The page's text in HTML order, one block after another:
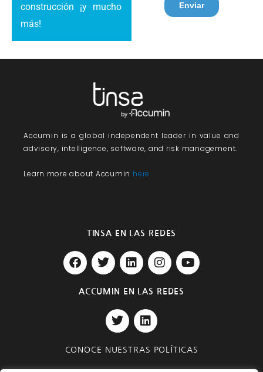
construcción ¡y mucho
más!
Accumin is a global independent leader in value and
advisory, intelligence, software, and risk management.
Learn more about Accumin here
TINSA EN LAS REDES
F
a
e
T
w
t
e
r
L
i
k
d
I
n
t
m
Y
o
ACCUMIN EN LAS REDES
T
w
t
L
i
k
CONOCE NUESTRAS POLÍTICAS